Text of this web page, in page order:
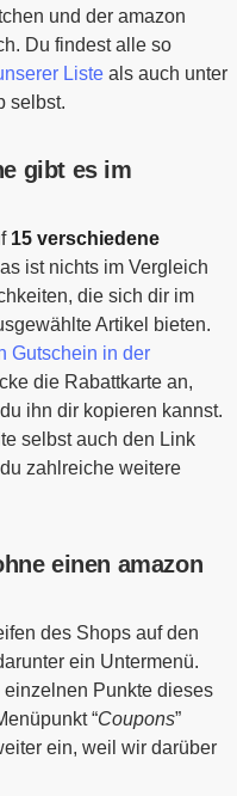
und der amazon
Du findest alle so
Listeals auch unter
selbst.
gibt es im
15 verschiedene
ist nichts im Vergleich
die sich dir im
Artikel bieten.
Gutschein in der
die Rabattkarte an,
ihn dir kopieren kannst.
selbst auch den Link
zahlreiche weitere
einen amazon
des Shops auf den
ein Untermenü.
Punkte dieses
“Coupons”
ein, weil wir darüber